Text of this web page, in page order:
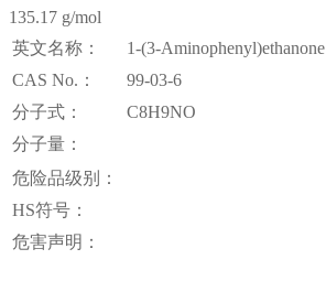
135.17 g/mol
英文名称：
1-(3-Aminophenyl)ethanone
CAS No.：
99-03-6
分子式：
C8H9NO
分子量：
危险品级别：
HS符号：
危害声明：